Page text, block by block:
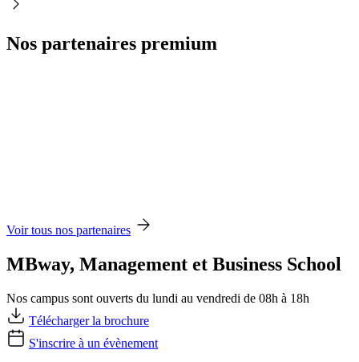
Nos partenaires premium
Voir tous nos partenaires
MBway, Management et Business School
Nos campus sont ouverts du lundi au vendredi de 08h à 18h
Télécharger la brochure
S'inscrire à un évènement